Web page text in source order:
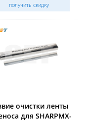
получить скидку
очистки ленты
для SHARPMX-